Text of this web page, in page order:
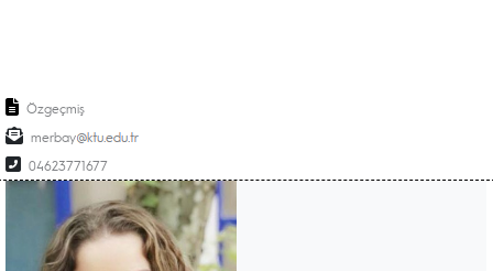
Özgeçmiş
merbay
04623771677